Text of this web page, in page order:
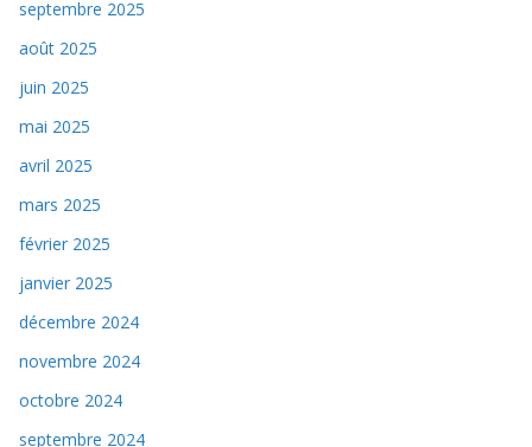
septembre 2025
août 2025
juin 2025
mai 2025
avril 2025
mars 2025
février 2025
janvier 2025
décembre 2024
novembre 2024
octobre 2024
septembre 2024